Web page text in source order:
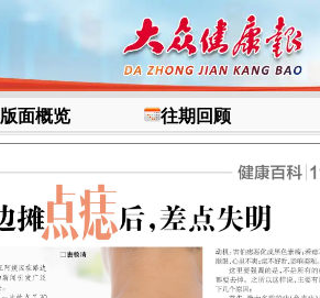
版面概览 往期回顾